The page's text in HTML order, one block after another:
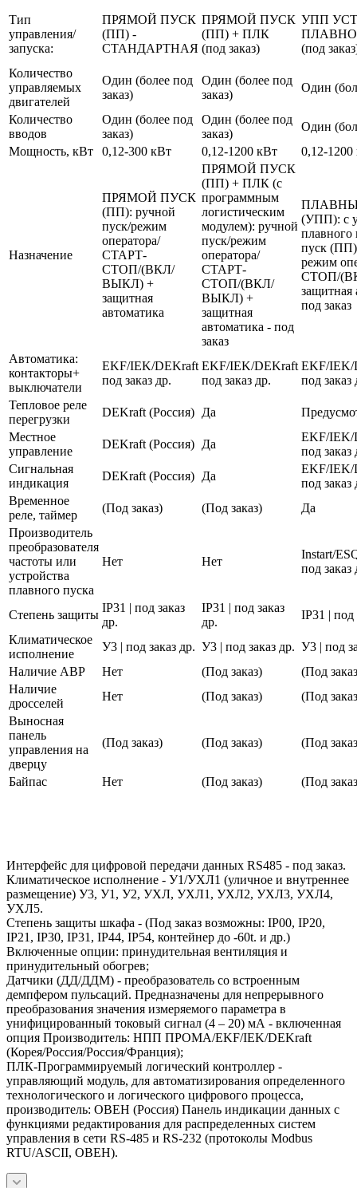
Тип
управления/
запуска:
ПРЯМОЙ ПУСК
(ПП) -
СТАНДАРТНАЯ
ПРЯМОЙ ПУСК
(ПП) + ПЛК
(под заказ)
УПП
(под
Количество
управляемых
двигателей
Один (более под
заказ)
Один (более под
заказ)
Один
Количество
вводов
Один (более под
заказ)
Один (более под
заказ)
Один
Мощность, кВт
0,12-300 кВт 0,12-1200 кВт 0,12-1200
Назначение
ПРЯМОЙ ПУСК
(ПП): ручной
пуск/режим
оператора/
СТАРТ-
СТОП/(ВКЛ/
ВЫКЛ) +
защитная
автоматика
ПРЯМОЙ ПУСК
(ПП) + ПЛК (с
программным
логистическим
модулем): ручной
пуск/режим
оператора/
СТАРТ-
СТОП/(ВКЛ/
ВЫКЛ) +
защитная
автоматика - под
заказ
(УПП): с
плавного
пуск
режим
СТОП/
защитная
под заказ
Автоматика:
контакторы+
выключатели
EKF/IEK/DEKraft
под заказ др.
EKF/IEK/DEKraft
под заказ др.
EKF/IEK/
под заказ
Тепловое реле
перегрузки
DEKraft (Россия) Да
Местное
управление
DEKraft (Россия) Да
EKF/IEK/
под заказ
Сигнальная
индикация
DEKraft (Россия) Да
EKF/IEK/
под заказ
Временное
реле, таймер
(Под заказ) (Под заказ)
Да
Производитель
преобразователя
частоты или
устройства
плавного пуска
Нет Нет
Instart/
под заказ
Степень защиты
IP31 | под заказ
др.
IP31 | под заказ
др.
IP31 | под
Климатическое
исполнение
У3 | под заказ др. У3 | под заказ др. У3 | под
Наличие АВР
Нет (Под заказ)
(Под
Наличие
дросселей
Нет (Под заказ)
(Под
Выносная
панель
управления на
дверцу
(Под заказ) (Под заказ) (Под
Байпас Нет (Под заказ) (Под
Интерфейс для цифровой передачи данных RS485 - под заказ.
Климатическое исполнение - У1/УХЛ1 (уличное и внутреннее
размещение) У3, У1, У2, УХЛ, УХЛ1, УХЛ2, УХЛ3, УХЛ4,
УХЛ5.
Степень защиты шкафа - (Под заказ возможны: IP00, IP20,
IP21, IP30, IP31, IP44, IP54, контейнер до -60t. и др.)
Включенные опции: принудительная вентиляция и
принудительный обогрев;
Датчики (ДД/ДДМ) - преобразователь со встроенным
демпфером пульсаций. Предназначены для непрерывного
преобразования значения измеряемого параметра в
унифицированный токовый сигнал (4 – 20) мА - включенная
опция Производитель: НПП ПРОМА/EKF/IEK/DEKraft
(Корея/Россия/Россия/Франция);
ПЛК-Программируемый логический контроллер -
управляющий модуль, для автоматизирования определенного
технологического и логического цифрового процесса,
производитель: ОВЕН (Россия) Панель индикации данных с
функциями редактирования для распределенных систем
управления в сети RS-485 и RS-232 (протоколы Modbus
RTU/ASCII, ОВЕН).